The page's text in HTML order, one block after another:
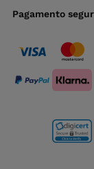
Pagamento